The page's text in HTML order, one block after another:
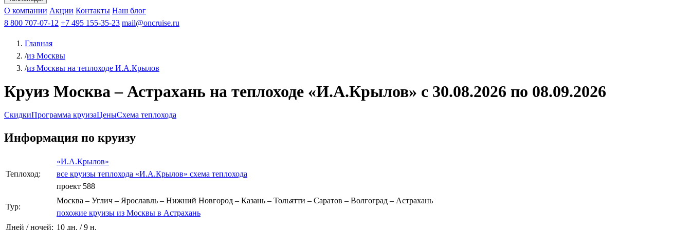
Афанасий Никитин Октябрьская революция
О компании Акции Контакты Наш блог
8 800 707-07-12 +7 495 155-35-23 mail@oncruise.ru
Главная
/из Москвы
/из Москвы на теплоходе И.А.Крылов
Круиз Москва – Астрахань на теплоходе «И.А.Крылов» с 30.08.2026 по 08.09.2026
СкидкиПрограмма круизаЦеныСхема теплохода
Информация по круизу
Теплоход:
«И.А.Крылов»
все круизы теплохода «И.А.Крылов» схема теплохода
проект 588
Тур:
Москва – Углич – Ярославль – Нижний Новгород – Казань – Тольятти – Саратов – Волгоград – Астрахань
похожие круизы из Москвы в Астрахань
Дней / ночей: 10 дн. / 9 н.